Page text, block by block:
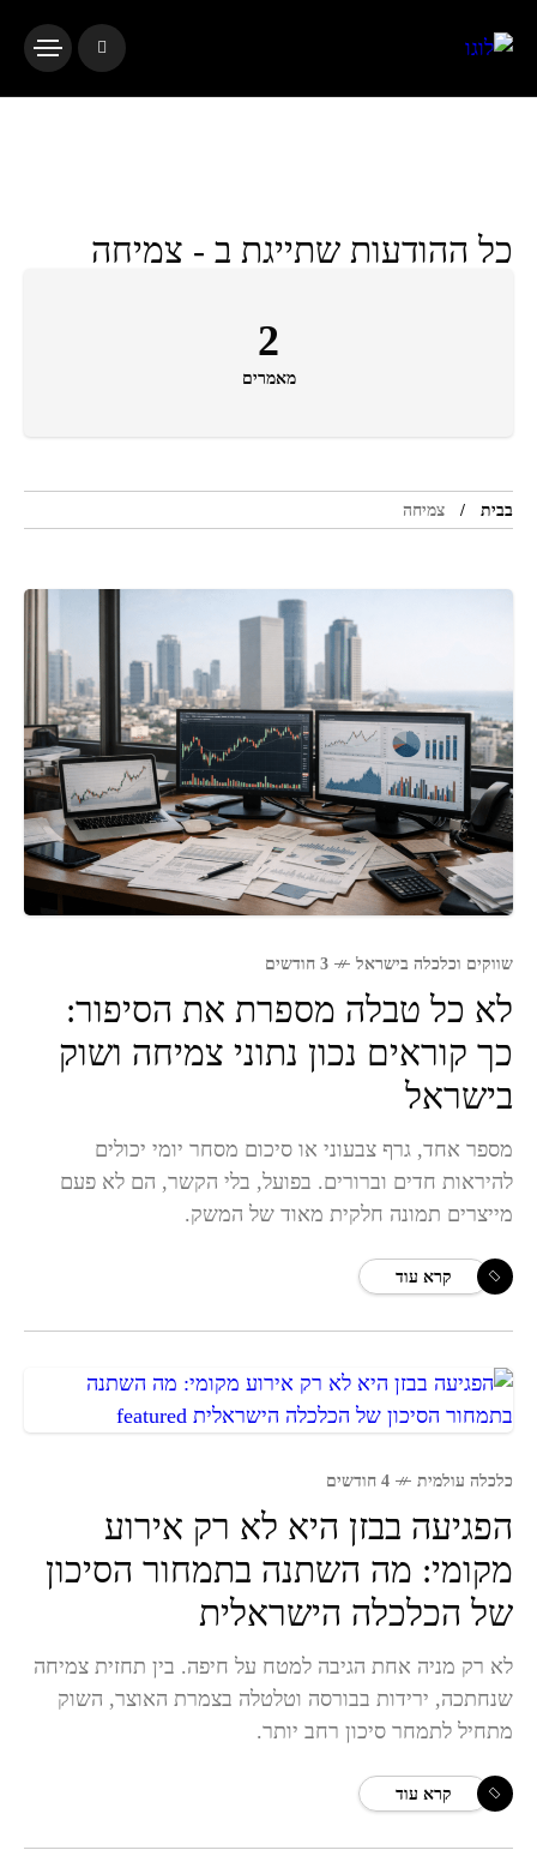
כל ההודעות שתייגת ב - צמיחה
2
מאמרים
בבית צמיחה
שווקים וכלכלה בישראל 3 חודשים
לא כל טבלה מספרת את הסיפור:
כך קוראים נכון נתוני צמיחה ושוק
בישראל
מספר אחד, גרף צבעוני או סיכום מסחר יומי יכולים
להיראות חדים וברורים. בפועל, בלי הקשר, הם לא פעם
מייצרים תמונה חלקית מאוד של המשק.
קרא עוד
כלכלה עולמית 4 חודשים
הפגיעה בבזן היא לא רק אירוע
מקומי: מה השתנה בתמחור הסיכון
של הכלכלה הישראלית
לא רק מניה אחת הגיבה למטח על חיפה. בין תחזית צמיחה
שנחתכה, ירידות בבורסה וטלטלה בצמרת האוצר, השוק
מתחיל לתמחר סיכון רחב יותר.
קרא עוד